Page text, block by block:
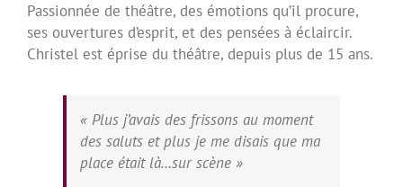
Passionnée de théâtre, des émotions qu’il procure,
ses ouvertures d’esprit, et des pensées à éclaircir.
Christel est éprise du théâtre, depuis plus de 15 ans.
« Plus j’avais des frissons au moment
des saluts et plus je me disais que ma
place était là…sur scène »